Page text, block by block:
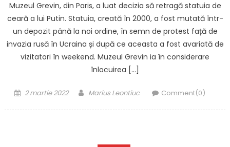
Muzeul Grevin, din Paris, a luat decizia să retragă statuia de
ceară a lui Putin. Statuia, creată în 2000, a fost mutată într-
un depozit până la noi ordine, în semn de protest față de
invazia rusă în Ucraina și după ce aceasta a fost avariată de
vizitatori în weekend. Muzeul Grevin ia în considerare
înlocuirea […]
Posted
2 martie 2022 Author
Marius Leontiuc Comment(0)